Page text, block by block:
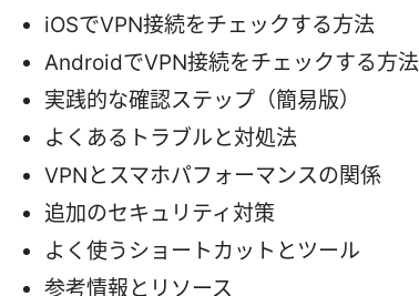
iOSでVPN接続をチェックする方法
AndroidでVPN接続をチェックする方法
実践的な確認ステップ（簡易版）
よくあるトラブルと対処法
VPNとスマホパフォーマンスの関係
追加のセキュリティ対策
よく使うショートカットとツール
参考情報とリソース